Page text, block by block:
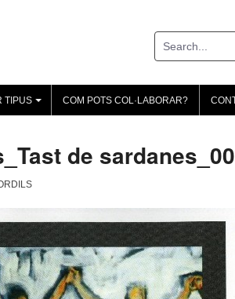
+
TIPUS COM POTS COL·LABORAR?
de